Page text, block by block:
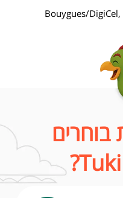
Bouygues/DigiCel,
בוחרים